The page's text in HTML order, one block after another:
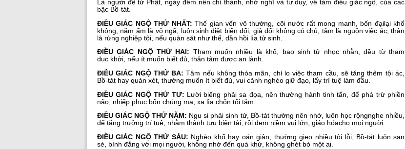
Là người đệ tử Phật, ngày đêm nên chí thành, nhớ nghĩ và tư duy, về tám điều giác ngộ, của các
bậc Bồ-tát.
ĐIỀU GIÁC NGỘ THỨ NHẤT: Thế gian vốn vô thường, cõi nước rất mong manh, bốn đạilại khổ
không, năm ấm là vô ngã, luôn sinh diệt biến đổi, giả dối không có chủ, tâm là nguồn việc ác, thân
là rừng nghiệp tội, nếu quán sát như thế, dần hồi lìa tử sinh.
ĐIỀU GIÁC NGỘ THỨ HAI: Tham muốn nhiều là khổ, bao sinh tử nhọc nhằn, đều từ tham
dục khởi, nếu ít muốn biết đủ, thân tâm được an lành.
ĐIỀU GIÁC NGỘ THỨ BA: Tâm nếu không thỏa mãn, chỉ lo việc tham cầu, sẽ tăng thêm tội ác,
Bồ-tát hay quán xét, thường muốn ít biết đủ, vui cảnh nghèo giữ đạo, lấy trí tuệ làm đầu.
ĐIỀU GIÁC NGỘ THỨ TƯ: Lười biếng phải sa đọa, nên thường hành tinh tấn, để phá trừ phiền
não, nhiếp phục bốn chúng ma, xa lìa chốn tối tăm.
ĐIỀU GIÁC NGỘ THỨ NĂM: Ngu si phải sinh tử, Bồ-tát thường nên nhớ, luôn học rộngnghe nhiều,
để tăng trưởng trí tuệ, nhằm thành tựu biện tài, rồi đem niềm vui lớn, giáo hóacho mọi người.
ĐIỀU GIÁC NGỘ THỨ SÁU: Nghèo khổ hay oán giận, thường gieo nhiều tội lỗi, Bồ-tát luôn san
sẻ, bình đẳng với mọi người, không nhớ đến quá khứ, không ghét bỏ một ai.